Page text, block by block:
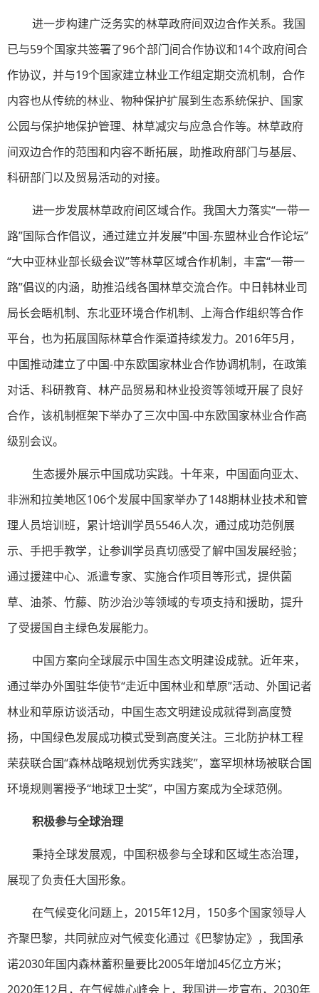
进一步构建广泛务实的林草政府间双边合作关系。我国
已与59个国家共签署了96个部门间合作协议和14个政府间合
作协议，并与19个国家建立林业工作组定期交流机制，合作
内容也从传统的林业、物种保护扩展到生态系统保护、国家
公园与保护地保护管理、林草减灾与应急合作等。林草政府
间双边合作的范围和内容不断拓展，助推政府部门与基层、
科研部门以及贸易活动的对接。
进一步发展林草政府间区域合作。我国大力落实“一带一
路”国际合作倡议，通过建立并发展“中国-东盟林业合作论坛”
“大中亚林业部长级会议”等林草区域合作机制，丰富“一带一
路”倡议的内涵，助推沿线各国林草交流合作。中日韩林业司
局长会晤机制、东北亚环境合作机制、上海合作组织等合作
平台，也为拓展国际林草合作渠道持续发力。2016年5月，
中国推动建立了中国-中东欧国家林业合作协调机制，在政策
对话、科研教育、林产品贸易和林业投资等领域开展了良好
合作，该机制框架下举办了三次中国-中东欧国家林业合作高
级别会议。
生态援外展示中国成功实践。十年来，中国面向亚太、
非洲和拉美地区106个发展中国家举办了148期林业技术和管
理人员培训班，累计培训学员5546人次，通过成功范例展
示、手把手教学，让参训学员真切感受了解中国发展经验；
通过援建中心、派遣专家、实施合作项目等形式，提供菌
草、油茶、竹藤、防沙治沙等领域的专项支持和援助，提升
了受援国自主绿色发展能力。
中国方案向全球展示中国生态文明建设成就。近年来，
通过举办外国驻华使节“走近中国林业和草原”活动、外国记者
林业和草原访谈活动，中国生态文明建设成就得到高度赞
扬，中国绿色发展成功模式受到高度关注。三北防护林工程
荣获联合国“森林战略规划优秀实践奖”，塞罕坝林场被联合国
环境规则署授予“地球卫士奖”，中国方案成为全球范例。
积极参与全球治理
秉持全球发展观，中国积极参与全球和区域生态治理，
展现了负责任大国形象。
在气候变化问题上，2015年12月，150多个国家领导人
齐聚巴黎，共同就应对气候变化通过《巴黎协定》，我国承
诺2030年国内森林蓄积量要比2005年增加45亿立方米；
2020年12月，在气候雄心峰会上，我国进一步宣布，2030年